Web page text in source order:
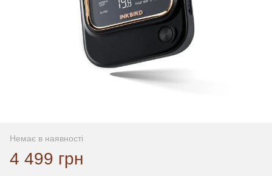
Немає в наявності
4 499 грн